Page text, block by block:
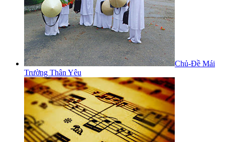
Chủ-Đề Mái
Trường Thân Yêu